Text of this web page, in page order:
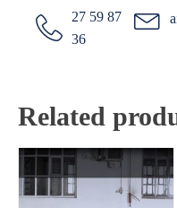
27 59 87
36
Related